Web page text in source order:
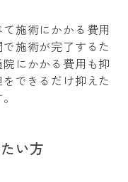
施術にかかる費用
施術が完了するた
にかかる費用も抑
できるだけ抑えた
い方